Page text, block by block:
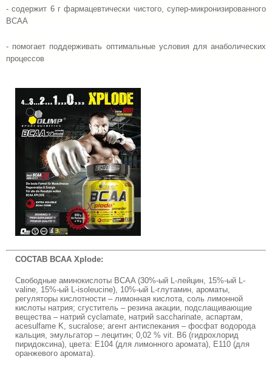
- содержит 6 г фармацевтически чистого, супер-микронизированного
BCAA
- помогает поддерживать оптимальные условия для анаболических
процессов
СОСТАВ BCAA Xplode:
Свободные аминокислоты BCAA (30%-ый L-лейцин, 15%-ый L-
valine, 15%-ый L-isoleucine), 10%-ый L-глутамин, ароматы,
регуляторы кислотности – лимонная кислота, соль лимонной
кислоты натрия; сгуститель – резина акации, подслащивающие
вещества – натрий cyclamate, натрий saccharinate, аспартам,
acesulfame K, sucralose; агент антиспекания – фосфат водорода
кальция, эмульгатор – лецитин; 0,02 % vit. B6 (гидрохлорид
пиридоксина), цвета: E104 (для лимонного аромата), E110 (для
оранжевого аромата).